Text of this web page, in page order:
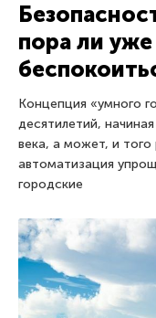
пора ли уже
Концепция «умного
десятилетий,
века, а может, и
автоматизация
городские